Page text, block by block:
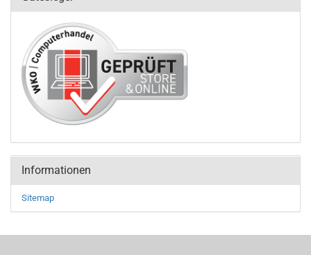
Informationen
Sitemap